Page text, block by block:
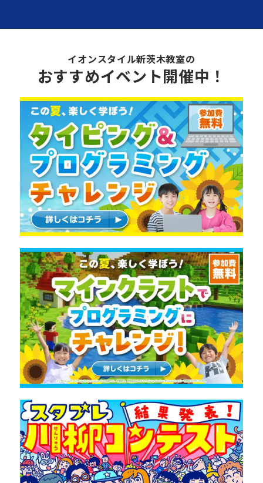
イオンスタイル新茨木教室の
おすすめイベント開催中！